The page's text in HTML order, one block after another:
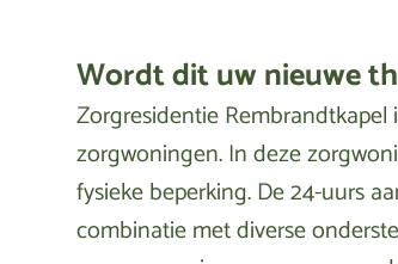
Wordt dit uw nieuwe
Zorgresidentie
zorgwoningen. In deze
fysieke beperking. De 24-uurs
combinatie met diverse